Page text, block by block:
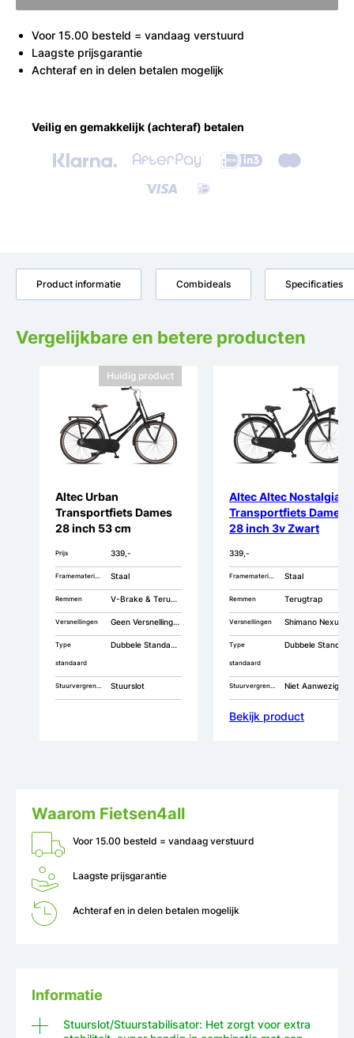
Voor 15.00 besteld = vandaag verstuurd
Laagste prijsgarantie
Achteraf en in delen betalen mogelijk
Veilig en gemakkelijk (achteraf) betalen
Product informatie Combideals Specificaties
Vergelijkbare en betere producten
Huidig product
Altec Urban
Transportfiets Dames
28 inch 53 cm
Prijs 339,-
Framemateriaal Staal
Remmen V-Brake & Terugtrap
Versnellingen Geen Versnellingen
Type
standaard
Dubbele Standaard
Stuurvergrendeling Stuurslot
Altec Altec Nostalgia
Transportfiets Dames
28 inch 3v Zwart
339,-
Framemateriaal Staal
Remmen Terugtrap
Versnellingen Shimano Nexus 3
Type
standaard
Dubbele Standaard
Stuurvergrendeling Niet Aanwezig
Bekijk product
Waarom Fietsen4all
Voor 15.00 besteld = vandaag verstuurd
Laagste prijsgarantie
Achteraf en in delen betalen mogelijk
Informatie
Stuurslot/Stuurstabilisator: Het zorgt voor extra